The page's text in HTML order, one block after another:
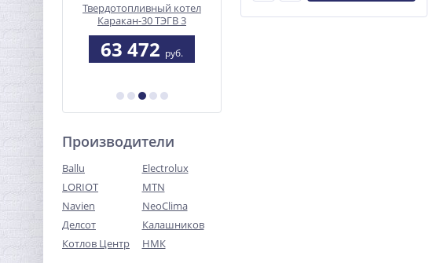
Твердотопливный котел
Каракан-30 ТЭГВ 3
63 472 руб.
Производители
Ballu
Electrolux
LORIOT
MTN
Navien
NeoClima
Делсот
Калашников
Котлов Центр
НМК